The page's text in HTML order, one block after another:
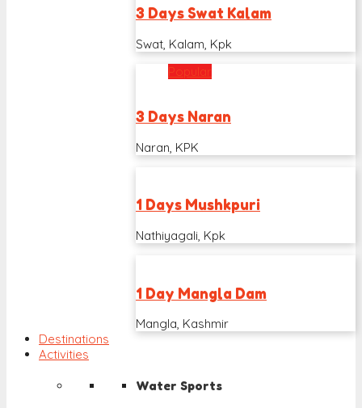
3 Days Swat Kalam
Swat, Kalam, Kpk
Popular
3 Days Naran
Naran, KPK
1 Days Mushkpuri
Nathiyagali, Kpk
1 Day Mangla Dam
Mangla, Kashmir
Destinations
Activities
Water Sports